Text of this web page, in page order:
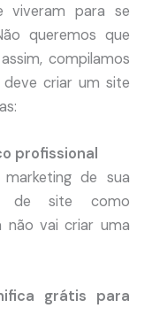
viveram para se
queremos que
compilamos
criar um site
profissional
de sua
de site como
não vai criar uma
grátis para